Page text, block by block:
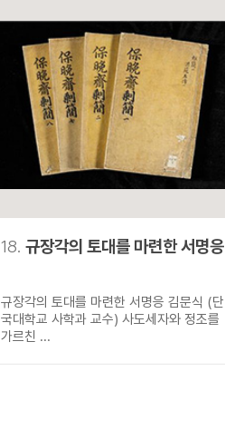
18. 규장각의 토대를 마련한 서명응
규장각의 토대를 마련한 서명응 김문식 (단
국대학교 사학과 교수) 사도세자와 정조를
가르친 ...